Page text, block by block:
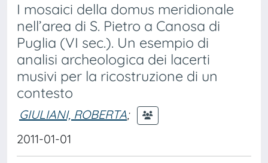
I mosaici della domus meridionale
nell’area di S. Pietro a Canosa di
Puglia (VI sec.). Un esempio di
analisi archeologica dei lacerti
musivi per la ricostruzione di un
contesto
GIULIANI, ROBERTA;
2011-01-01